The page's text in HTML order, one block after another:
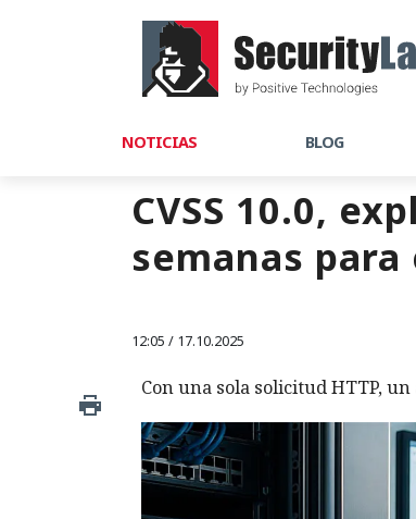
NOTICIAS BLOG
CVSS 10.0,
semanas
12:05 / 17.10.2025
Con una sola solicitud HTTP,